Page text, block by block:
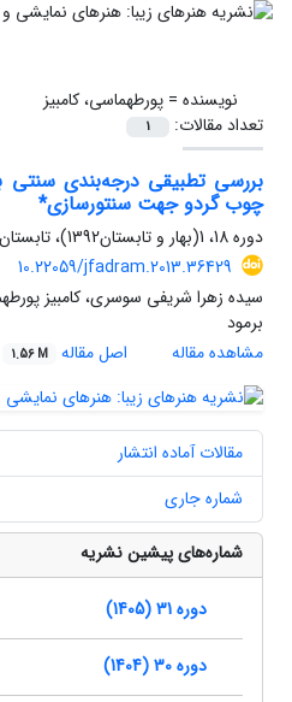
نویسنده =پورطهماسی، کامبیز
تعداد مقالات:
1
بررسی تطبیقی درجه‌بندی
چوب گردو جهت سنتور‌سازی*
دوره 18، 1(بهار و تابستان1392)، تابستان 1392، صفحه
10.22059/jfadram.2013.36429
سیده زهرا شریفی سوسری، کامبیز
برمود
مشاهده مقاله
اصل مقاله 1.56 M
مقالات آماده انتشار
شماره جاری
شماره‌های پیشین نشریه
دوره 31 (1405)
دوره 30 (1404)